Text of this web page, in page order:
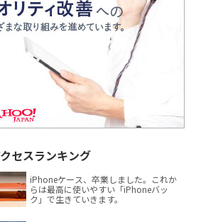
セスランキング
iPhoneケース、卒業しました。これか
らは最高に使いやすい「iPhoneバッ
ク」で生きていきます。